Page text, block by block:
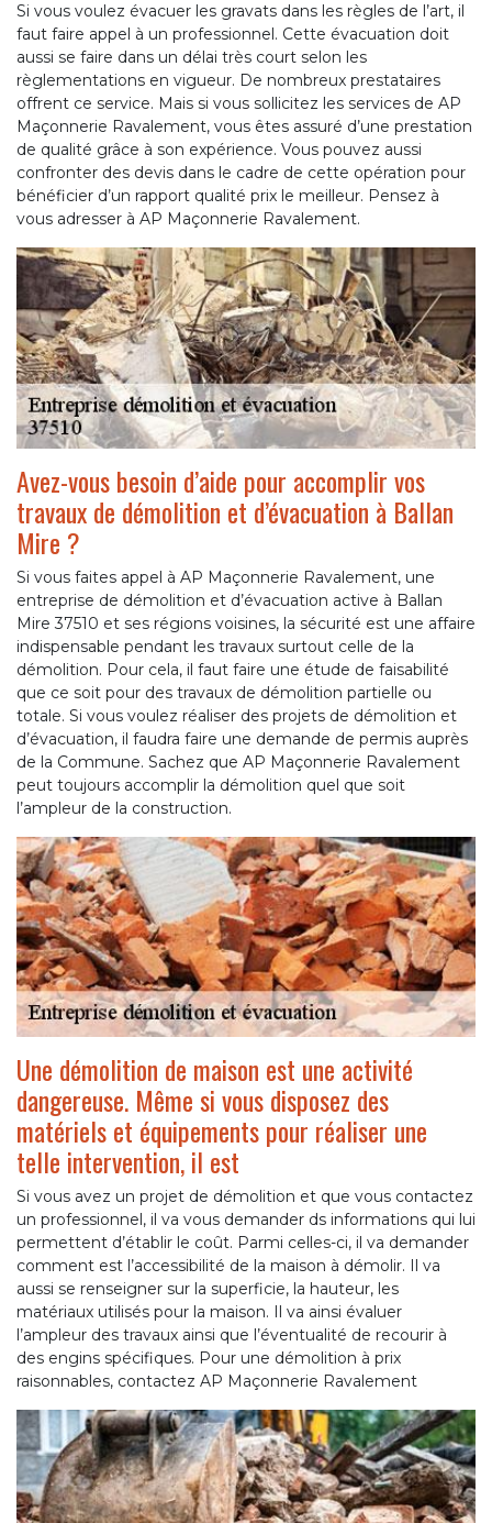
Si vous voulez évacuer les gravats dans les règles de l’art, il
faut faire appel à un professionnel. Cette évacuation doit
aussi se faire dans un délai très court selon les
règlementations en vigueur. De nombreux prestataires
offrent ce service. Mais si vous sollicitez les services de AP
Maçonnerie Ravalement, vous êtes assuré d’une prestation
de qualité grâce à son expérience. Vous pouvez aussi
confronter des devis dans le cadre de cette opération pour
bénéficier d’un rapport qualité prix le meilleur. Pensez à
vous adresser à AP Maçonnerie Ravalement.
Avez-vous besoin d’aide pour accomplir vos
travaux de démolition et d’évacuation à Ballan
Mire ?
Si vous faites appel à AP Maçonnerie Ravalement, une
entreprise de démolition et d’évacuation active à Ballan
Mire 37510 et ses régions voisines, la sécurité est une affaire
indispensable pendant les travaux surtout celle de la
démolition. Pour cela, il faut faire une étude de faisabilité
que ce soit pour des travaux de démolition partielle ou
totale. Si vous voulez réaliser des projets de démolition et
d’évacuation, il faudra faire une demande de permis auprès
de la Commune. Sachez que AP Maçonnerie Ravalement
peut toujours accomplir la démolition quel que soit
l’ampleur de la construction.
Une démolition de maison est une activité
dangereuse. Même si vous disposez des
matériels et équipements pour réaliser une
telle intervention, il est
Si vous avez un projet de démolition et que vous contactez
un professionnel, il va vous demander ds informations qui lui
permettent d’établir le coût. Parmi celles-ci, il va demander
comment est l’accessibilité de la maison à démolir. Il va
aussi se renseigner sur la superficie, la hauteur, les
matériaux utilisés pour la maison. Il va ainsi évaluer
l’ampleur des travaux ainsi que l’éventualité de recourir à
des engins spécifiques. Pour une démolition à prix
raisonnables, contactez AP Maçonnerie Ravalement